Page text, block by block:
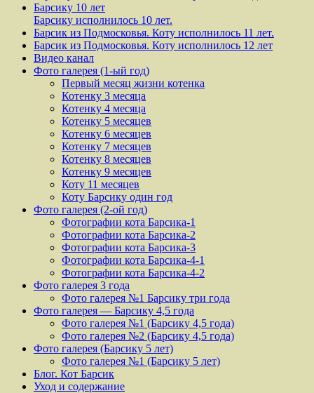
Барсику 10 лет
Барсику исполнилось 10 лет.
Барсик из Подмосковья. Коту исполнилось 11 лет.
Барсик из Подмосковья. Коту исполнилось 12 лет
Видео канал
Фото галерея (1-ый год)
Первый месяц жизни котенка
Котенку 3 месяца
Котенку 4 месяца
Котенку 5 месяцев
Котенку 6 месяцев
Котенку 7 месяцев
Котенку 8 месяцев
Котенку 9 месяцев
Коту 11 месяцев
Коту Барсику один год
Фото галерея (2-ой год)
Фотографии кота Барсика-1
Фотографии кота Барсика-2
Фотографии кота Барсика-3
Фотографии кота Барсика-4-1
Фотографии кота Барсика-4-2
Фото галерея 3 года
Фото галерея №1 Барсику три года
Фото галерея — Барсику 4,5 года
Фото галерея №1 (Барсику 4,5 года)
Фото галерея №2 (Барсику 4,5 года)
Фото галерея (Барсику 5 лет)
Фото галерея №1 (Барсику 5 лет)
Блог. Кот Барсик
Уход и содержание